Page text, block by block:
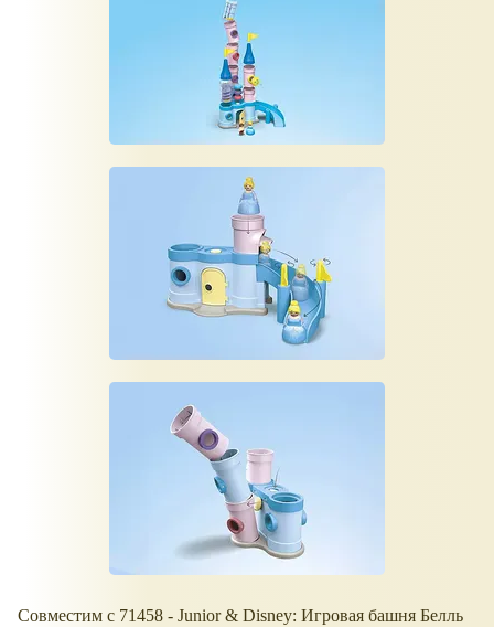
Совместим с 71458 - Junior & Disney: Игровая башня Белль